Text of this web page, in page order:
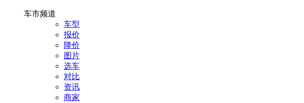
车市频道
车型
报价
降价
图片
选车
对比
资讯
商家